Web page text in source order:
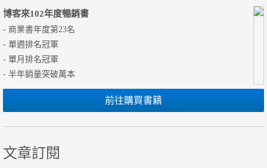
博客來102年度暢銷書
- 商業書年度第23名
- 單週排名冠軍
- 單月排名冠軍
- 半年銷量突破萬本
前往購買書籍
文章訂閱